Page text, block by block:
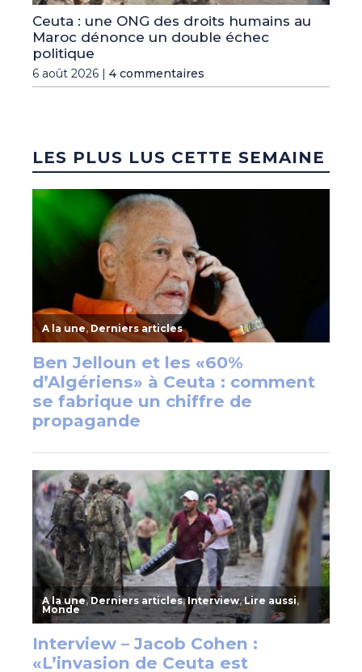
Ceuta : une ONG des droits humains au
Maroc dénonce un double échec
politique
6 août 2026 | 4 commentaires
LES PLUS LUS CETTE SEMAINE